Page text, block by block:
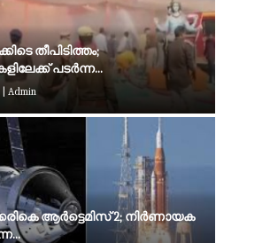
തീപിടിത്തം;
പടർന്ന...
Admin
ആര്‍ട്ടെമിസ് 2; നിർണായക